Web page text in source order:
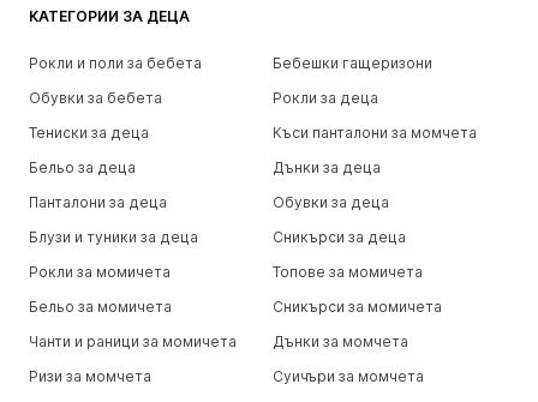
КАТЕГОРИИ ЗА ДЕЦА
Рокли и поли за бебета
Бебешки гащеризони
Обувки за бебета
Рокли за деца
Тениски за деца
Къси панталони за момчета
Бельо за деца
Дънки за деца
Панталони за деца
Обувки за деца
Блузи и туники за деца
Сникърси за деца
Рокли за момичета
Топове за момичета
Бельо за момичета
Сникърси за момичета
Чанти и раници за момичета
Дънки за момчета
Ризи за момчета
Суичъри за момчета